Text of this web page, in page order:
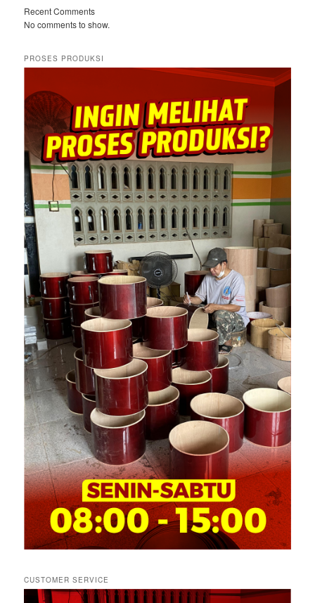
Recent Comments
No comments to show.
PROSES PRODUKSI
CUSTOMER SERVICE